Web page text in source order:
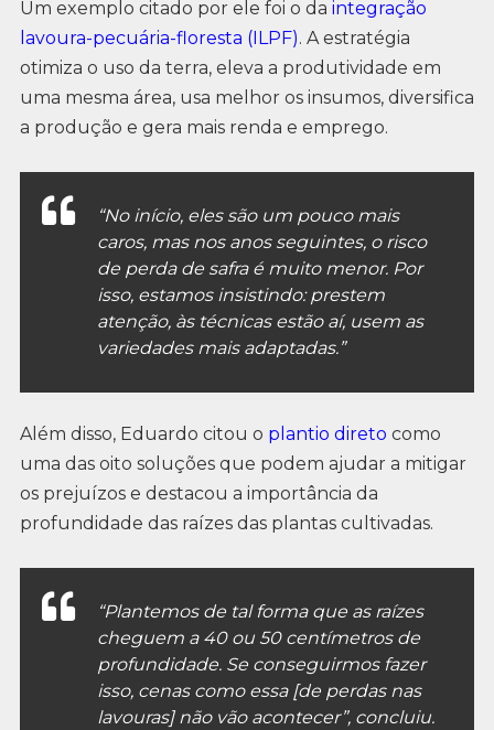
Um exemplo citado por ele foi o da integração
lavoura-pecuária-floresta (ILPF). A estratégia
otimiza o uso da terra, eleva a produtividade em
uma mesma área, usa melhor os insumos, diversifica
a produção e gera mais renda e emprego.
“No início, eles são um pouco mais
caros, mas nos anos seguintes, o risco
de perda de safra é muito menor. Por
isso, estamos insistindo: prestem
atenção, às técnicas estão aí, usem as
variedades mais adaptadas.”
Além disso, Eduardo citou o plantio direto como
uma das oito soluções que podem ajudar a mitigar
os prejuízos e destacou a importância da
profundidade das raízes das plantas cultivadas.
“Plantemos de tal forma que as raízes
cheguem a 40 ou 50 centímetros de
profundidade. Se conseguirmos fazer
isso, cenas como essa [de perdas nas
lavouras] não vão acontecer”, concluiu.